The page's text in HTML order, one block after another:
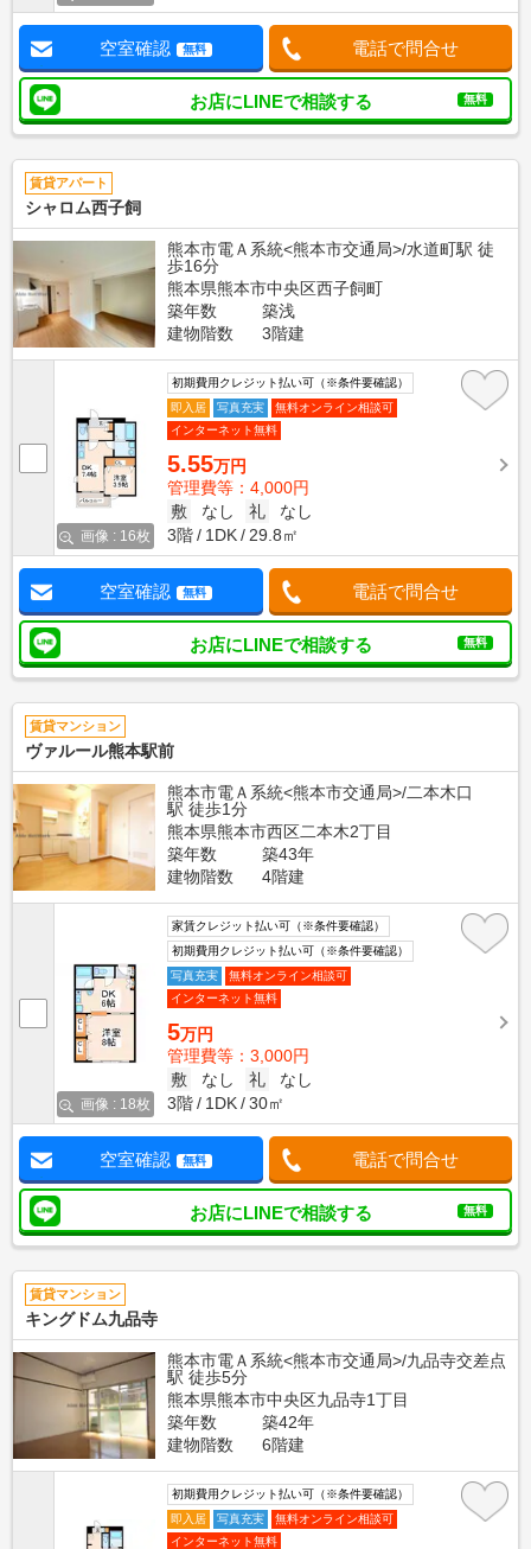
空室確認 無料 電話で問合せ
お店にLINEで相談する 無料
賃貸アパート
シャロム西子飼
熊本市電Ａ系統<熊本市交通局>/水道町駅 徒
歩16分
熊本県熊本市中央区西子飼町
築年数
築浅
建物階数
3階建
画像 : 16枚
初期費用クレジット払い可（※条件要確認）
即入居
写真充実
無料オンライン相談可
インターネット無料
5.55万円
管理費等：4,000円
敷
なし 礼
なし
3階
1DK 29.8㎡
空室確認 無料 電話で問合せ
お店にLINEで相談する 無料
賃貸マンション
ヴァルール熊本駅前
熊本市電Ａ系統<熊本市交通局>/二本木口
駅 徒歩1分
熊本県熊本市西区二本木2丁目
築年数
築43年
建物階数
4階建
画像 : 18枚
家賃クレジット払い可（※条件要確認）
初期費用クレジット払い可（※条件要確認）
写真充実
無料オンライン相談可
インターネット無料
5万円
管理費等：3,000円
敷
なし 礼
なし
3階
1DK 30㎡
空室確認 無料 電話で問合せ
お店にLINEで相談する 無料
賃貸マンション
キングドム九品寺
熊本市電Ａ系統<熊本市交通局>/九品寺交差点
駅 徒歩5分
熊本県熊本市中央区九品寺1丁目
築年数
築42年
建物階数
6階建
初期費用クレジット払い可（※条件要確認）
即入居
写真充実
無料オンライン相談可
インターネット無料